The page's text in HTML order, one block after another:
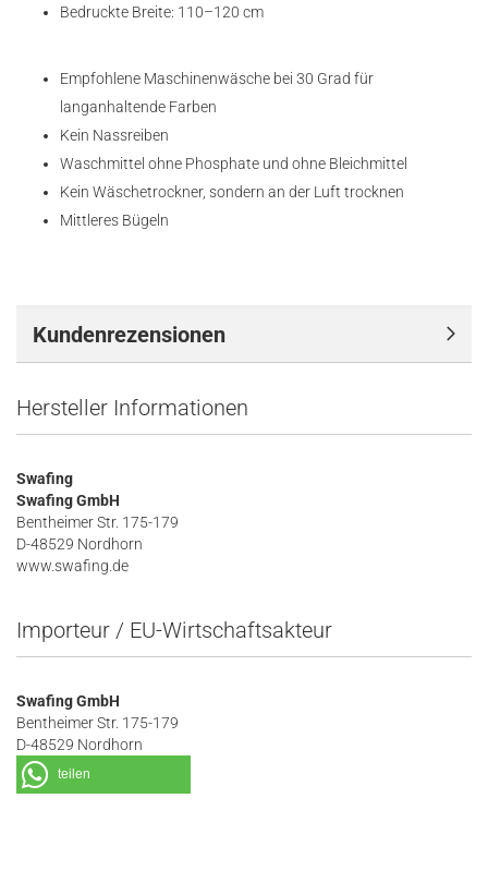
Bedruckte Breite: 110–120 cm
Empfohlene Maschinenwäsche bei 30 Grad für
langanhaltende Farben
Kein Nassreiben
Waschmittel ohne Phosphate und ohne Bleichmittel
Kein Wäschetrockner, sondern an der Luft trocknen
Mittleres Bügeln
Kundenrezensionen
Hersteller Informationen
Swafing
Swafing GmbH
Bentheimer Str. 175-179
D-48529 Nordhorn
www.swafing.de
Importeur / EU-Wirtschaftsakteur
Swafing GmbH
Bentheimer Str. 175-179
D-48529 Nordhorn
teilen